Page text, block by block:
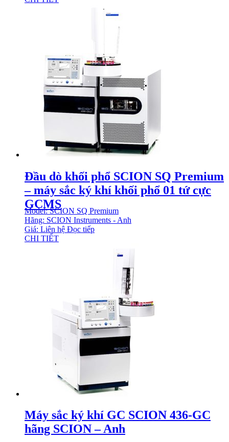
Đầu dò khối phổ SCION SQ Premium
– máy sắc ký khí khối phổ 01 tứ cực
GCMS
Model: SCION SQ Premium
Hãng: SCION Instruments - Anh
Giá: Liên hệ Đọc tiếp
CHI TIẾT
Máy sắc ký khí GC SCION 436-GC
hãng SCION – Anh